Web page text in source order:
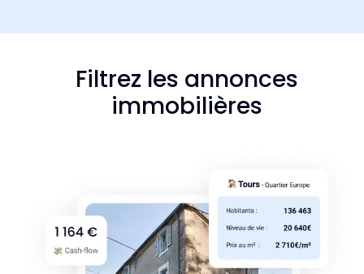
Filtrez les annonces
immobilières